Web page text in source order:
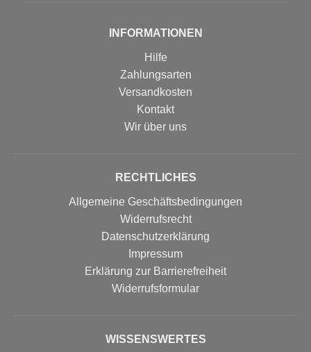
INFORMATIONEN
Hilfe
Zahlungsarten
Versandkosten
Kontakt
Wir über uns
RECHTLICHES
Allgemeine Geschäftsbedingungen
Widerrufsrecht
Datenschutzerklärung
Impressum
Erklärung zur Barrierefreiheit
Widerrufs­formular
WISSENSWERTES